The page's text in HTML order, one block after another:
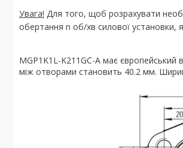
Увага! Для того, щоб розрахувати
обертання n об/хв силової установки,
MGP1K1L-K211GC-A має
між отворами становить 40.2 мм.